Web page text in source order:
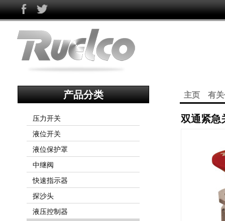
主页 有
双通紧急
产品分类
压力开关
液位开关
液位保护罩
中继阀
快速指示器
探沙头
液压控制器